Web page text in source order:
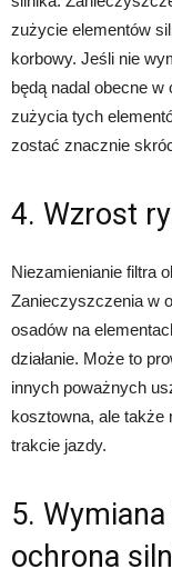
zużycie elementów
korbowy. Jeśli nie
będą nadal obecne
zużycia tych
zostać znacznie
4. Wzrost
Niezamienianie filtra
Zanieczyszczenia w
osadów na
działanie. Może to
innych poważnych
kosztowna, ale także
trakcie jazdy.
5.
ochrona